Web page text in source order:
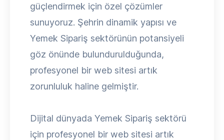
güçlendirmek için özel çözümler
sunuyoruz. Şehrin dinamik yapısı ve
Yemek Sipariş sektörünün potansiyeli
göz önünde bulundurulduğunda,
profesyonel bir web sitesi artık
zorunluluk haline gelmiştir.
Dijital dünyada Yemek Sipariş sektörü
için profesyonel bir web sitesi artık